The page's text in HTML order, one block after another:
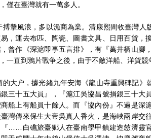
僅在臺灣就有一萬多人。
風浪，多以漁商為業。清康熙間收臺灣人
，運去布匹、陶瓷、圖書文具、日用百貨，
曾作《深滬即事五言排》，有『萬井栖山腳
一直到鴉片戰争之後，由于不敵洋船、洋貨競
户，據光緒九年安海《龍山寺重興碑記》
三十五大員』，『滬江吳協昌號捐銀三十大
商船上有船員十餘人。而『協內份』不過是深
灣傳來保生大帝吳真人香火，是海峽兩岸交
『……白礁旅臺鄉人在臺南學甲鎮建造慈濟